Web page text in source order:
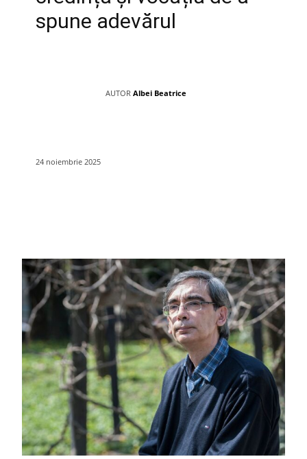
spune adevărul
AUTOR Albei Beatrice
24 noiembrie 2025